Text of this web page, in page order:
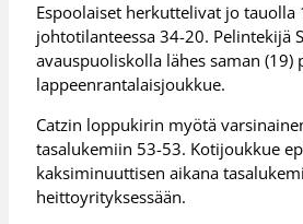
Espoolaiset herkuttelivat jo tauolla
johtotilanteessa 34-20. Pelintekijä
avauspuoliskolla lähes saman (19)
lappeenrantalaisjoukkue.
Catzin loppukirin myötä
tasalukemiin 53-53. Kotijoukkue
kaksiminuuttisen aikana
heittoyrityksessään.